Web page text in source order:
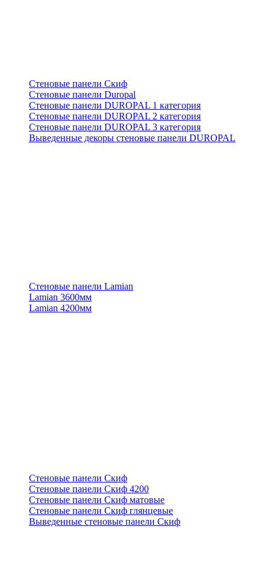
Стеновые панели Скиф
Стеновые панели Duropal
Стеновые панели DUROPAL 1 категория
Стеновые панели DUROPAL 2 категория
Стеновые панели DUROPAL 3 категория
Выведенные декоры стеновые панели DUROPAL
Стеновые панели Lamian
Lamian 3600мм
Lamian 4200мм
Стеновые панели Скиф
Стеновые панели Скиф 4200
Стеновые панели Скиф матовые
Стеновые панели Скиф глянцевые
Выведенные стеновые панели Скиф